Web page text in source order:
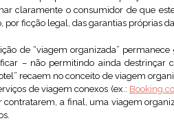
claramente o consumidor de que
ficção legal, das garantias próprias
de “viagem organizada”
– não permitindo ainda destrinçar
recaem no conceito de viagem
de viagem conexos (ex.:
contratarem, a final, uma viagem